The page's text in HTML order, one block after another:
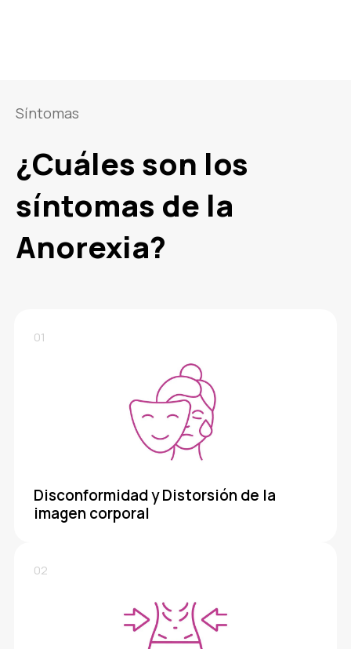
Síntomas
¿Cuáles son los
síntomas de la
Anorexia?
01
Disconformidad y Distorsión de la
imagen corporal
02